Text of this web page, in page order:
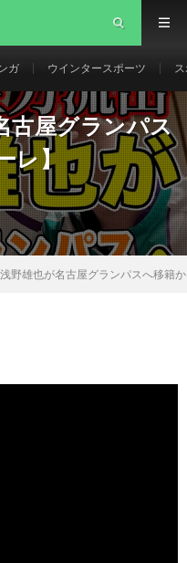
ガ ウインタースポーツ
古屋グランパス
レ】
浅野雄也が名古屋グランパスへ移籍